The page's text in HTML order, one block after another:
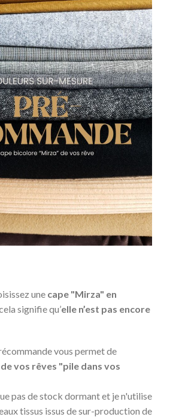
une cape "Mirza" en
signifie qu’elle n’est pas encore
vous permet de
vos rêves "pile dans vos
pas de stock dormant et je n'utilise
tissus issus de sur-production de